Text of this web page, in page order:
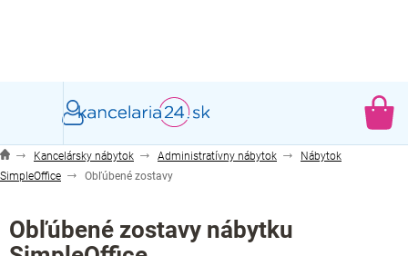
Kancelársky nábytok Administratívny nábytok
Nábytok
SimpleOffice
Obľúbené zostavy
Obľúbené zostavy nábytku